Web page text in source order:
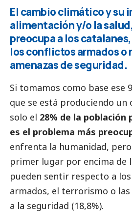
El cambio climático y su
alimentación y/o la
preocupa a los
los conflictos armados o
amenazas de seguridad.
Si tomamos como base ese
que se está produciendo un
solo el 28% de la población
es el problema más
enfrenta la humanidad,
primer lugar por encima de
pueden sentir respecto a
armados, el terrorismo o las
a la seguridad (18,8%).